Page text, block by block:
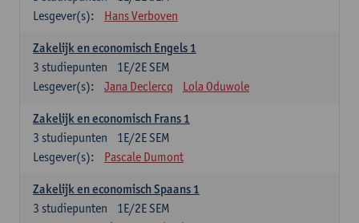
Lesgever(s):
Hans Verboven
Zakelijk en economisch Engels 1
1E/2E SEM
3 studiepunten
Lesgever(s):
Jana Declercq Lola Oduwole
Zakelijk en economisch Frans 1
1E/2E SEM
3 studiepunten
Lesgever(s):
Pascale Dumont
Zakelijk en economisch Spaans 1
1E/2E SEM
3 studiepunten